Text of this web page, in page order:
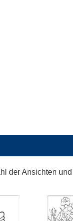
der Ansichten